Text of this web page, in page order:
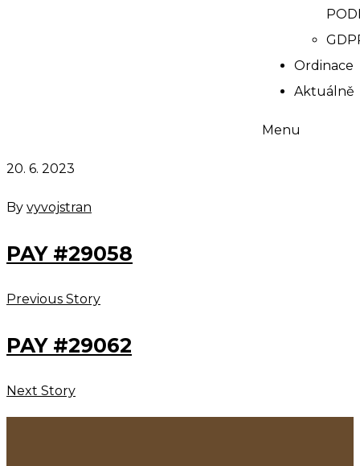
Ordinace
Aktuálně
Menu
20. 6. 2023
By vyvojstran
PAY #29058
Previous Story
PAY #29062
Next Story